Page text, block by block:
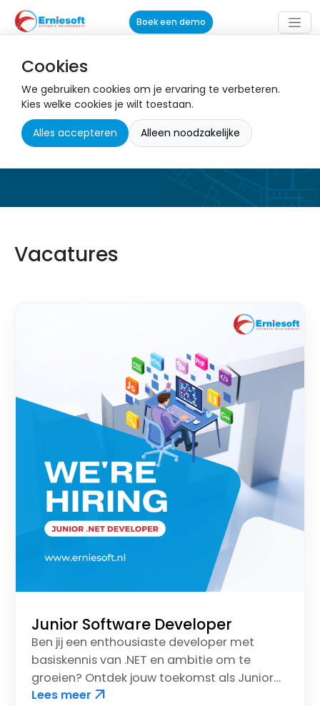
Cookies
We gebruiken cookies om je ervaring te verbeteren.
Kies welke cookies je wilt toestaan.
Alles accepteren
Alleen noodzakelijke
Boek een demo
Werken bij Erniesoft
Bekijk onze vacatures om als .Net
developer of sales ons team te
Vacatures
Junior Software Developer
Ben jij een enthousiaste developer met
basiskennis van .NET en ambitie om te
groeien? Ontdek jouw toekomst als Junior
.NET Developer bij Erniesoft!
Lees meer arrow_outward